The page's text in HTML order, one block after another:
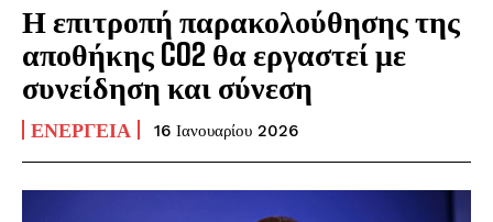
Η επιτροπή παρακολούθησης της
αποθήκης CO2 θα εργαστεί με
συνείδηση και σύνεση
ΕΝΈΡΓΕΙΑ 16 Ιανουαρίου 2026